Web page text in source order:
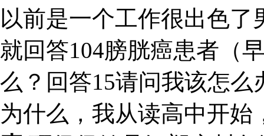
以前是一个工作很出色了
就回答104膀胱癌患者（
么？回答15请问我该怎
为什么，我从读高中开